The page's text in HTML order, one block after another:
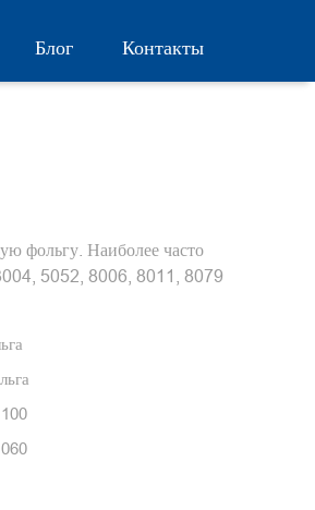
Блог Контакты
фольгу. Наиболее часто
5052, 8006, 8011, 8079